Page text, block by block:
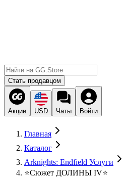
Стать продавцом
Акции USD Чаты Войти
Главная
Каталог
Arknights: Endfield Услуги
⭐Сюжет ДОЛИНЫ IV⭐